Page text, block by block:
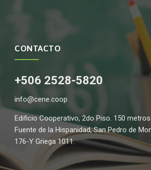
CONTACTO
+506 2528-5820
info@cene.coop
Edificio Cooperativo, 2do Piso. 150
Fuente de la Hispanidad, San Pedro de
176-Y Griega 1011.